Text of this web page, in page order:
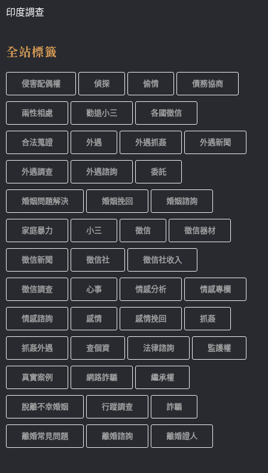
印度調查
全站標籤
侵害配偶權 偵探 偷情 債務協商
兩性相處 勸退小三 各國徵信
合法蒐證 外遇 外遇抓姦 外遇新聞
外遇調查 外遇諮詢 委託
婚姻問題解決 婚姻挽回 婚姻諮詢
家庭暴力 小三 徵信 徵信器材
徵信新聞 徵信社 徵信社收入
徵信調查 心事 情感分析 情感專欄
情感諮詢 感情 感情挽回 抓姦
抓姦外遇 查個資 法律諮詢 監護權
真實案例 網路詐騙 繼承權
脫離不幸婚姻 行蹤調查 詐騙
離婚常見問題 離婚諮詢 離婚證人